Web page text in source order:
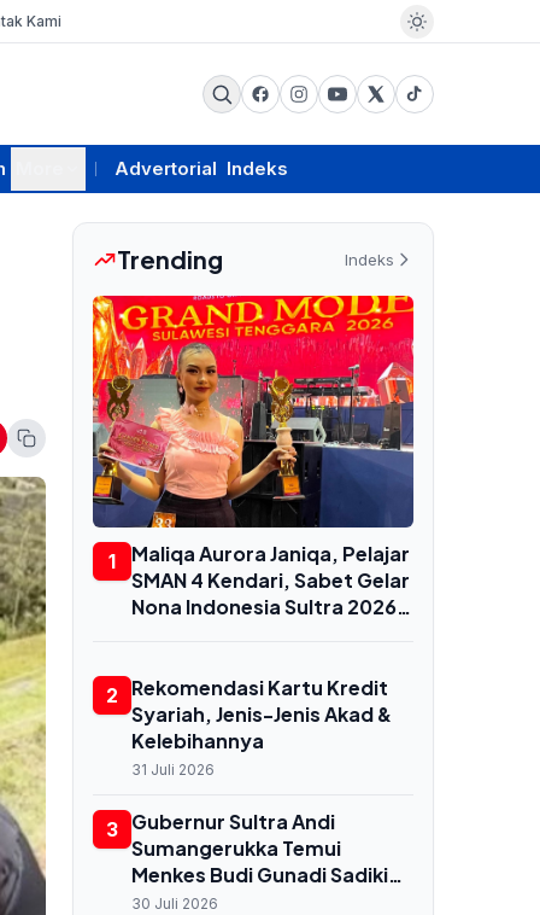
Kami
Advertorial Indeks
Trending Indeks
1
Maliqa Aurora Janiqa, Pelajar
SMAN 4 Kendari, Sabet Gelar
Nona Indonesia Sultra 2026
2
Rekomendasi Kartu Kredit
Syariah, Jenis-Jenis Akad &
Kelebihannya
31 Juli 2026
3 Gubernur Sultra Andi
Sumangerukka Temui
Menkes Budi Gunadi Sadikin
di Jakarta, Bahas
30 Juli 2026